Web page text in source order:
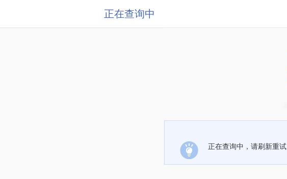
正在查询中
正在查询中，请刷新重试